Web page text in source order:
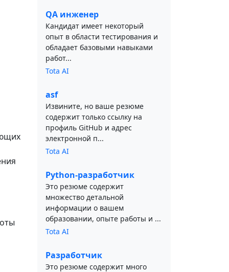
QA инженер
Кандидат имеет некоторый
опыт в области тестирования и
обладает базовыми навыками
работ...
Tota AI
asf
Извините, но ваше резюме
содержит только ссылку на
профиль GitHub и адрес
электронной п...
Tota AI
Python-разработчик
Это резюме содержит
множество детальной
информации о вашем
образовании, опыте работы и ...
Tota AI
Разработчик
Это резюме содержит много